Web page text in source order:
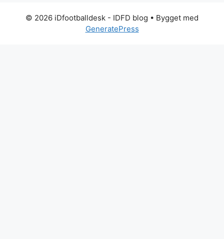
© 2026 iDfootballdesk - IDFD blog • Bygget med
GeneratePress